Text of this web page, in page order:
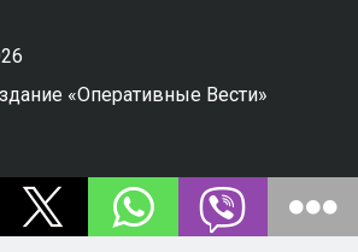
«Оперативные Вести»